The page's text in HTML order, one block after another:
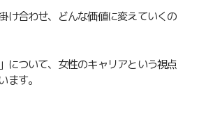
け合わせ、どんな価値に変えていくの
について、女性のキャリアという視点
ます。